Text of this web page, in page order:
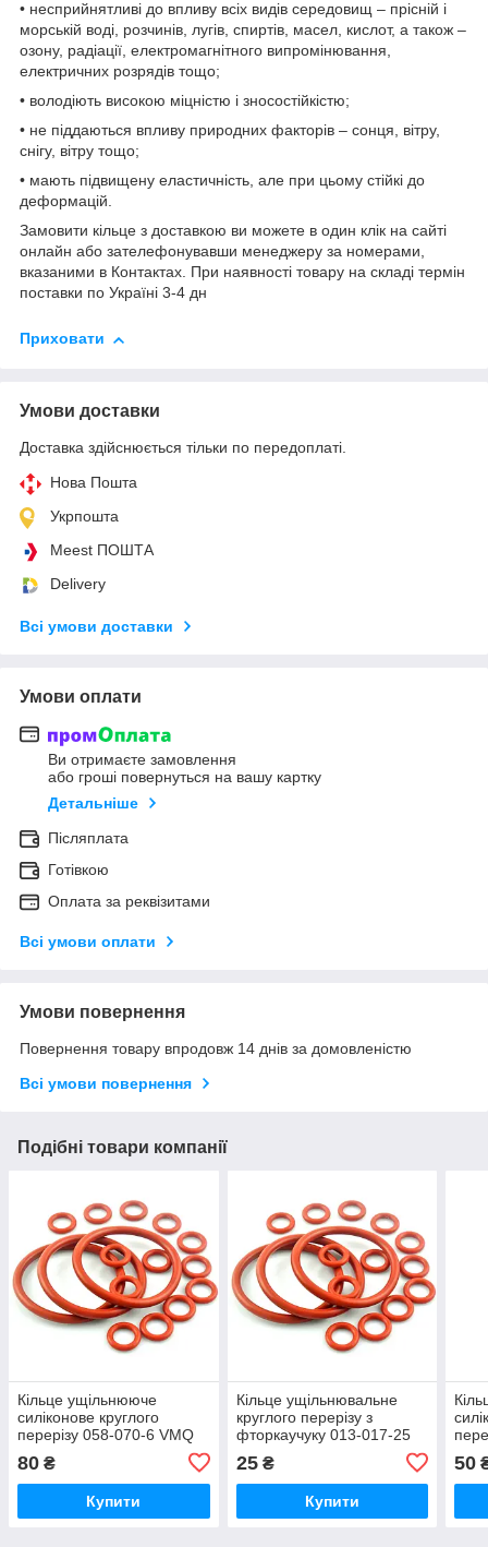
• несприйнятливі до впливу всіх видів середовищ – прісній і
морській воді, розчинів, лугів, спиртів, масел, кислот, а також –
озону, радіації, електромагнітного випромінювання,
електричних розрядів тощо;
• володіють високою міцністю і зносостійкістю;
• не піддаються впливу природних факторів – сонця, вітру,
снігу, вітру тощо;
• мають підвищену еластичність, але при цьому стійкі до
деформацій.
Замовити кільце з доставкою ви можете в один клік на сайті
онлайн або зателефонувавши менеджеру за номерами,
вказаними в Контактах. При наявності товару на складі термін
поставки по Україні 3-4 дн
Приховати
Умови доставки
Доставка здійснюється тільки по передоплаті.
Нова Пошта
Укрпошта
Meest ПОШТА
Delivery
Всі умови доставки
Умови оплати
Ви отримаєте замовлення
або гроші повернуться на вашу картку
Детальніше
Післяплата
Готівкою
Оплата за реквізитами
Всі умови оплати
Умови повернення
Повернення товару впродовж 14 днів за домовленістю
Всі умови повернення
Подібні товари компанії
Кільце ущільнююче
силіконове круглого
перерізу 058-070-6 VMQ
80 ₴
Купити
Кільце ущільнювальне
круглого перерізу з
фторкаучуку 013-017-25
термостійке
25₴
Купити
50